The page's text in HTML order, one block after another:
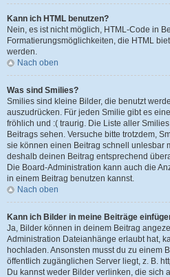
Kann ich HTML benutzen?
Nein, es ist nicht möglich, HTML-Code in
Formatierungsmöglichkeiten, die HTML
werden.
Nach oben
Was sind Smilies?
Smilies sind kleine Bilder, die benutzt
auszudrücken. Für jeden Smilie gibt es
fröhlich und :( traurig. Die Liste aller
Beitrags sehen. Versuche bitte trotzdem,
sie können einen Beitrag schnell unlesbar
deshalb deinen Beitrag entsprechend
Die Board-Administration kann auch die
in einem Beitrag benutzen kannst.
Nach oben
Kann ich Bilder in meine Beiträge
Ja, Bilder können in deinem Beitrag
Administration Dateianhänge erlaubt hat,
hochladen. Ansonsten musst du zu einem
öffentlich zugänglichen Server liegt, z. B.
Du kannst weder Bilder verlinken, die sich